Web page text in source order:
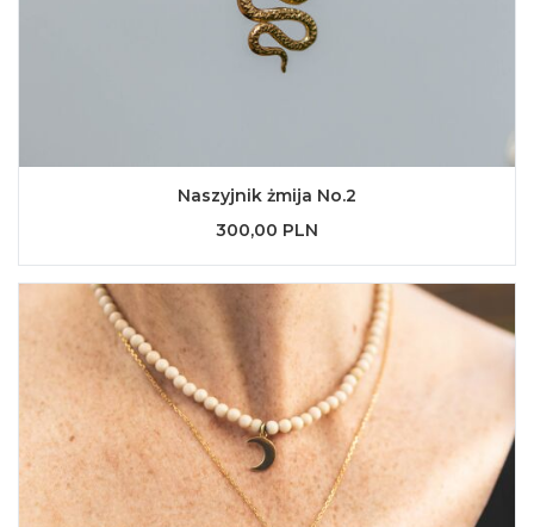
Naszyjnik żmija No.2
300,00 PLN